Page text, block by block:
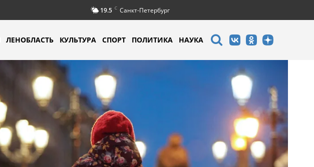
19.5 C Санкт-Петербург
ЛЕНОБЛАСТЬ КУЛЬТУРА СПОРТ ПОЛИТИКА НАУКА